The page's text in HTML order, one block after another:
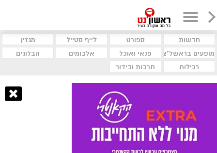
חדשות ספורט לייף סטייל
מגזין
מופעים בראשל"צ
פנאי ואוכל אלבומים
הבלוגים
רכילות
תרבות ובידור